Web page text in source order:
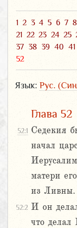
1 2 3 4 5 6 7 8
21 22 23 24 25
37 38 39 40 41
52
Язык: Рус.
Глава 52
52:1 Седекия
начал
матери
из Ливны.
52:2 И он
что делал